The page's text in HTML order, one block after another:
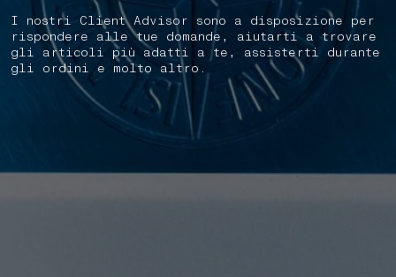
I nostri Client Advisor sono a disposizione per
rispondere alle tue domande, aiutarti a trovare
gli articoli più adatti a te, assisterti durante
gli ordini e molto altro.